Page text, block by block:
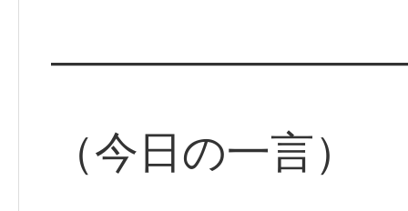
（今日の一言）